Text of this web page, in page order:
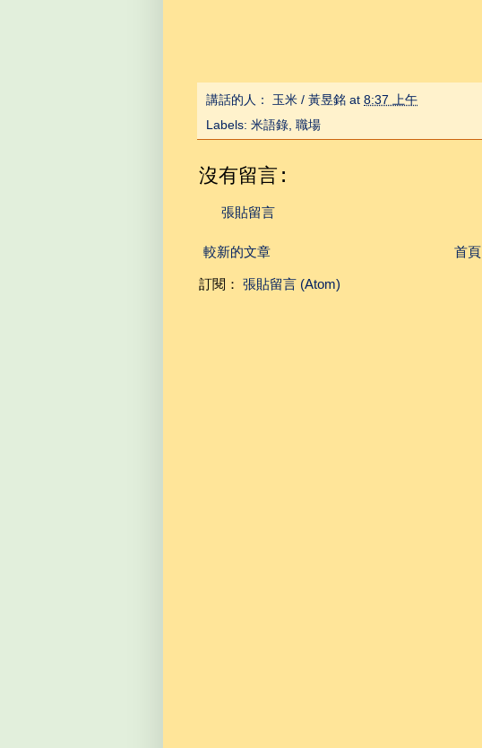
講話的人： 玉米 / 黃昱銘 at 8:37 上午
Labels: 米語錄, 職場
沒有留言:
張貼留言
較新的文章 首頁
訂閱： 張貼留言 (Atom)